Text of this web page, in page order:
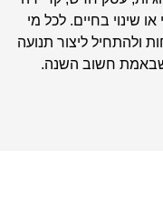
שינוי בחיים. לכל מי
ולהתחיל ליצור תנועה
חשוב השנה.